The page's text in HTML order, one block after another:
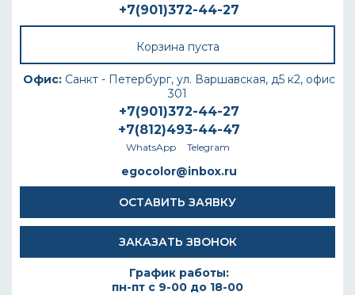
+7(901)372-44-27
Корзина пуста
Офис: Санкт - Петербург, ул. Варшавская, д5 к2, офис
301
+7(901)372-44-27
+7(812)493-44-47
WhatsApp Telegram
egocolor@inbox.ru
ОСТАВИТЬ ЗАЯВКУ
ЗАКАЗАТЬ ЗВОНОК
График работы:
пн-пт с 9-00 до 18-00